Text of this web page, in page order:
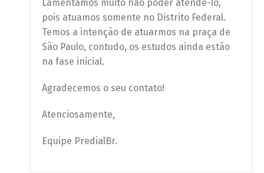
Lamentamos muito não poder atende-lo,
pois atuamos somente no Distrito Federal.
Temos a intenção de atuarmos na praça de
São Paulo, contudo, os estudos ainda estão
na fase inicial.
Agradecemos o seu contato!
Atenciosamente,
Equipe PredialBr.